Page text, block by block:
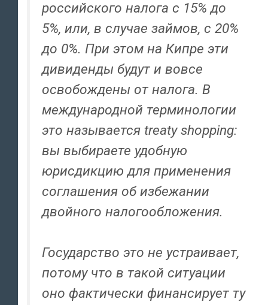
российского налога с 15% до
5%, или, в случае займов, с 20%
до 0%. При этом на Кипре эти
дивиденды будут и вовсе
освобождены от налога. В
международной терминологии
это называется treaty shopping:
вы выбираете удобную
юрисдикцию для применения
соглашения об избежании
двойного налогообложения.
Государство это не устраивает,
потому что в такой ситуации
оно фактически финансирует ту